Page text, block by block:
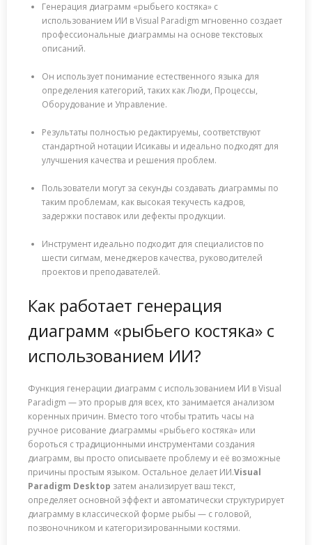
Генерация диаграмм «рыбьего костяка» с
использованием ИИ в Visual Paradigm мгновенно создает
профессиональные диаграммы на основе текстовых
описаний.
Он использует понимание естественного языка для
определения категорий, таких как Люди, Процессы,
Оборудование и Управление.
Результаты полностью редактируемы, соответствуют
стандартной нотации Исикавы и идеально подходят для
улучшения качества и решения проблем.
Пользователи могут за секунды создавать диаграммы по
таким проблемам, как высокая текучесть кадров,
задержки поставок или дефекты продукции.
Инструмент идеально подходит для специалистов по
шести сигмам, менеджеров качества, руководителей
проектов и преподавателей.
Как работает генерация
диаграмм «рыбьего костяка» с
использованием ИИ?
Функция генерации диаграмм с использованием ИИ в Visual
Paradigm — это прорыв для всех, кто занимается анализом
коренных причин. Вместо того чтобы тратить часы на
ручное рисование диаграммы «рыбьего костяка» или
бороться с традиционными инструментами создания
диаграмм, вы просто описываете проблему и её возможные
причины простым языком. Остальное делает ИИ.Visual
Paradigm Desktop затем анализирует ваш текст,
определяет основной эффект и автоматически структурирует
диаграмму в классической форме рыбы — с головой,
позвоночником и категоризированными костями.